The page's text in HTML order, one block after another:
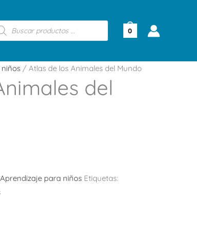
0
/ Atlas de los Animales del Mundo
del
para niños Etiquetas: